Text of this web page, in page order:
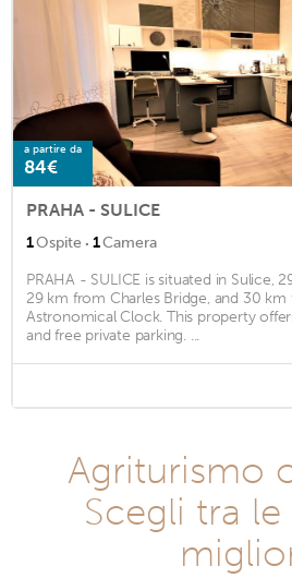
a partire da
84€
PRAHA - SULICE
1Ospite · 1Camera
PRAHA - SULICE is situated in Sulice,
29 km from Charles Bridge, and 30 km
Astronomical Clock. This property
and free private parking. ...
Agriturismo
Scegli tra